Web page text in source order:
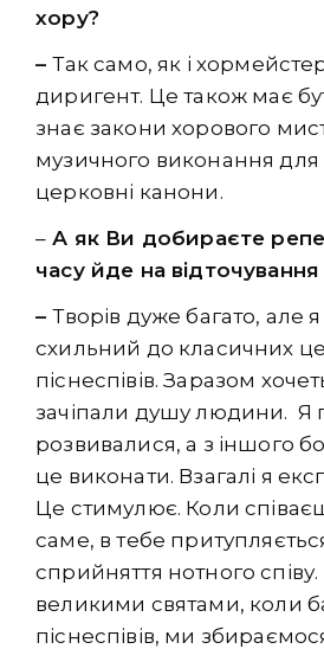
хору?
–Так само, як і
диригент. Це також має
знає закони хорового
музичного виконання для
церковні канони.
– А як Ви добираєте
часу йде на
–Творів дуже багато, але
схильний до класичних
піснеспівів. Заразом
зачіпали душу людини. Я
розвивалися, а з іншого
це виконати. Взагалі я
Це стимулює. Коли
саме, в тебе
сприйняття нотного
великими святами, коли
піснеспівів, ми